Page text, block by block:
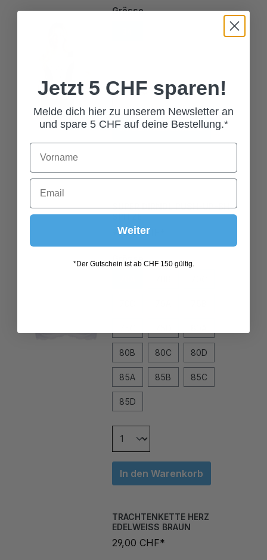
In den Warenkorb
Grösse
70A 70B 70C
80B 80C 80D
85A 85B 85C
85D
In den Warenkorb
EDELWEISS BRAUN
29,00 CHF*
Jetzt 5 CHF sparen!
Melde dich hier zu unserem Newsletter an
und spare 5 CHF auf deine Bestellung.*
Weiter
*Der Gutschein ist ab CHF 150 gültig.